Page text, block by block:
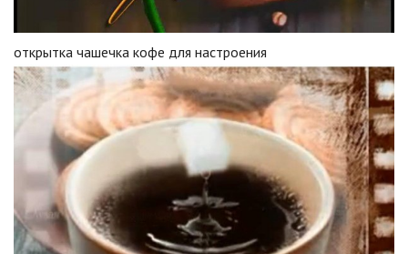
открытка чашечка кофе для настроения